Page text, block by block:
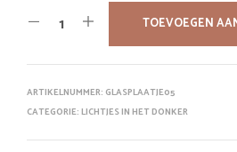
was:
€37,95.
is:
€27,95.
TOEVOEGEN
ARTIKELNUMMER: GLASPLAATJE05
CATEGORIE:LICHTJES IN HET DONKER